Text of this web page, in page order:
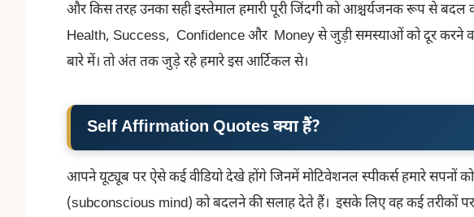
और किस तरह उनका सही इस्तेमाल हमारी पूरी जिंदगी को आश्चर्यजनक रूप से
Health, Success, Confidence और Money से जुड़ी समस्याओं को दूर करने
बारे में। तो अंत तक जुड़े रहे हमारे इस आर्टिकल से।
Self Affirmation Quotesक्या हैं?
आपने यूट्यूब पर ऐसे कई वीडियो देखे होंगे जिनमें मोटिवेशनल स्पीकर्स हमारे
(subconscious mind) को बदलने की सलाह देते हैं। इसके लिए वह कई तरीकों